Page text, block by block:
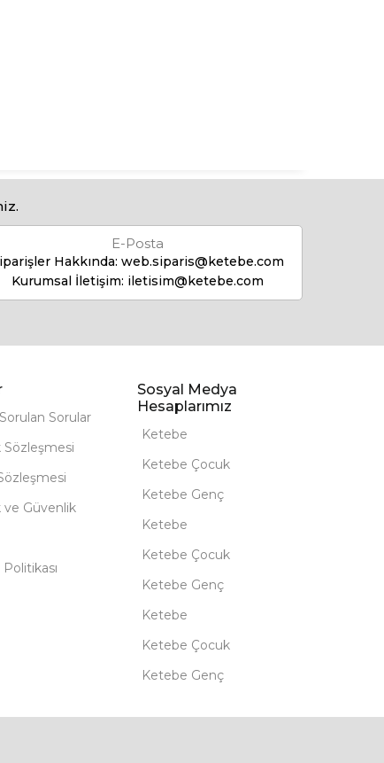
E-Posta
Hakkında: web.siparis@ketebe.com
Kurumsal İletişim: iletisim@ketebe.com
Sorular
Sözleşmesi
ve Güvenlik
Sosyal Medya
Hesaplarımız
Ketebe
Ketebe Çocuk
Ketebe Genç
Ketebe
Ketebe Çocuk
Ketebe Genç
Ketebe
Ketebe Çocuk
Ketebe Genç